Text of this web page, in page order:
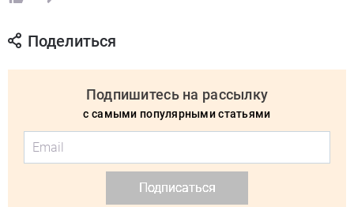
Поделиться
Подпишитесь на рассылку
с самыми популярными статьями
Подписаться